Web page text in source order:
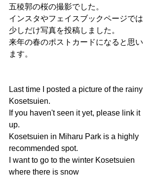
五稜郭の桜の撮影でした。
インスタやフェイスブックページでは
少しだけ写真を投稿しました。
来年の春のポストカードになると思い
ます。
Last time I posted a picture of the rainy
Kosetsuien.
If you haven't seen it yet, please link it
up.
Kosetsuien in Miharu Park is a highly
recommended spot.
I want to go to the winter Kosetsuien
where there is snow